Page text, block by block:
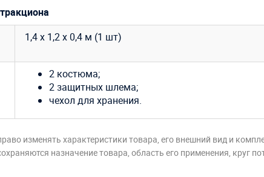
1,4 х 1,2 х 0,4 м (1 шт)
2 костюма;
2 защитных шлема;
чехол для хранения.
изменять характеристики товара, его внешний вид и
назначение товара, область его применения, круг